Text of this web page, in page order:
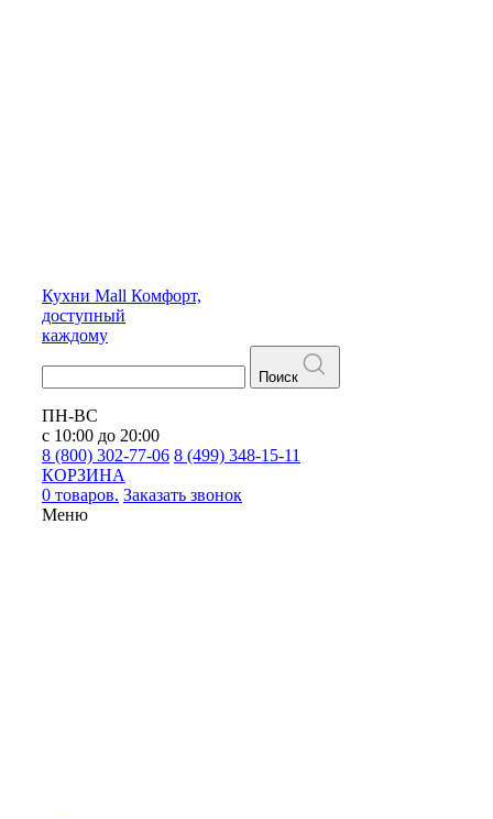
Кухни Mall Комфорт,
доступный
каждому
Поиск
ПН-ВС
с 10:00 до 20:00
8 (800) 302-77-06 8 (499) 348-15-11
КОРЗИНА
0 товаров. Заказать звонок
Меню